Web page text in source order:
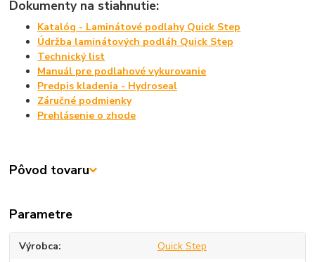
Dokumenty na stiahnutie:
Katalóg - Laminátové podlahy Quick Step
Údržba laminátových podláh Quick Step
Technický list
Manuál pre podlahové vykurovanie
Predpis kladenia - Hydroseal
Záručné podmienky
Prehlásenie o zhode
Pôvod tovaru
Parametre
Výrobca Quick Step